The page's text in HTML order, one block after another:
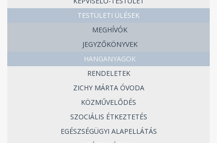
TESTÜLETI ÜLÉSEK
MEGHÍVÓK
JEGYZŐKÖNYVEK
HANGANYAGOK
RENDELETEK
ZICHY MÁRTA ÓVODA
KÖZMŰVELŐDÉS
SZOCIÁLIS ÉTKEZTETÉS
EGÉSZSÉGÜGYI ALAPELLÁTÁS